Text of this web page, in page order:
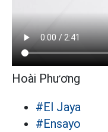
Hoài Phương
#El Jaya
#Ensayo